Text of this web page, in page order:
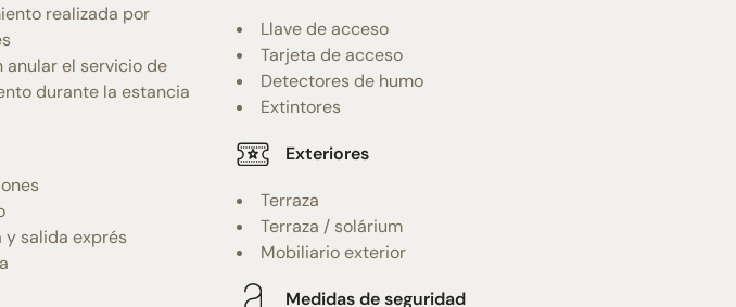
realizada por
anular el servicio de
durante la estancia
y salida exprés
Llave de acceso
Tarjeta de acceso
Detectores de humo
Extintores
Exteriores
Terraza
Terraza / solárium
Mobiliario exterior
Medidas de seguridad